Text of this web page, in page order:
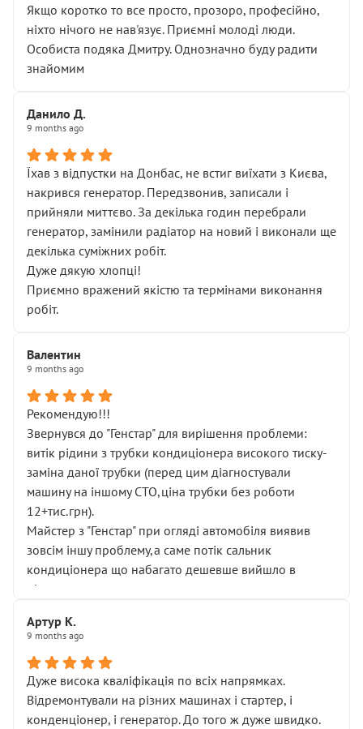
Якщо коротко то все просто, прозоро, професійно,
ніхто нічого не нав'язує. Приємні молоді люди.
Особиста подяка Дмитру. Однозначно буду радити
знайомим
Данило Д.
9 months ago
Їхав з відпустки на Донбас, не встиг виїхати з Києва,
накрився генератор. Передзвонив, записали і
прийняли миттєво. За декілька годин перебрали
генератор, замінили радіатор на новий і виконали ще
декілька суміжних робіт.
Дуже дякую хлопці!
Приємно вражений якістю та термінами виконання
робіт.
Валентин
9 months ago
Рекомендую!!!
Звернувся до "Генстар" для вирішення проблеми:
витік рідини з трубки кондиціонера високого тиску-
заміна даної трубки (перед цим діагностували
машину на іншому СТО,ціна трубки без роботи
12+тис.грн).
Майстер з "Генстар" при огляді автомобіля виявив
зовсім іншу проблему,а саме потік сальник
кондиціонера що набагато дешевше вийшло в
підсумку.
Артур К.
9 months ago
Дуже висока кваліфікація по всіх напрямках.
Відремонтували на різних машинах і стартер, і
конденціонер, і генератор. До того ж дуже швидко.